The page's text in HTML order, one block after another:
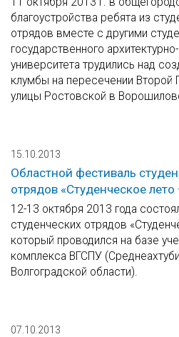
благоустройства ребята из
отрядов вместе с другими
государственного
университета трудились над
клумбы на пересечении Второй
улицы Ростовской в
15.10.2013
Областной фестиваль
отрядов «Студенческое
12-13 октября 2013 года
студенческих отрядов
который проводился на базе
комплекса ВГСПУ
Волгоградской области).
07.10.2013